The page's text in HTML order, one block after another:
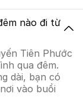
nào đi từ
Tiên Phước
qua đêm.
dài, bạn có
vào buổi